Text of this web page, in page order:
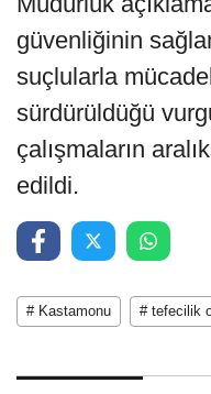
güvenliğinin
suçlularla
sürdürüldüğü
çalışmaların
edildi.
# Kastamonu # tefecilik